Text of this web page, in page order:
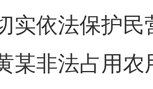
依法保护民
某非法占用